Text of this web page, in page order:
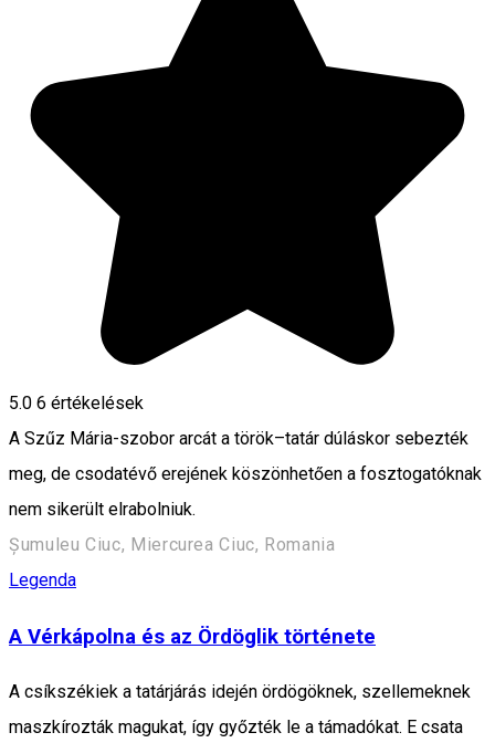
5.0 6 értékelések
A Szűz Mária-szobor arcát a török–tatár dúláskor sebezték
meg, de csodatévő erejének köszönhetően a fosztogatóknak
nem sikerült elrabolniuk.
Șumuleu Ciuc, Miercurea Ciuc, Romania
Legenda
A Vérkápolna és az Ördöglik története
A csíkszékiek a tatárjárás idején ördögöknek, szellemeknek
maszkírozták magukat, így győzték le a támadókat. E csata